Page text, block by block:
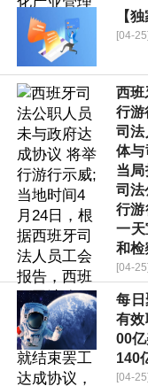
【
[04-25]
西班
行游
司法
体与
当局
司法
行游
一
和检
[04-25]
每
有效
00
140
[04-25]